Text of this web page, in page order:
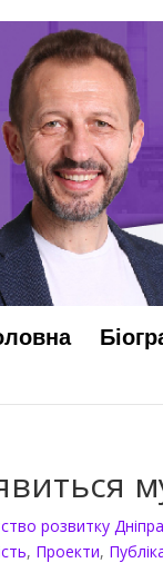
розвитку Дніпра
, Проекти,